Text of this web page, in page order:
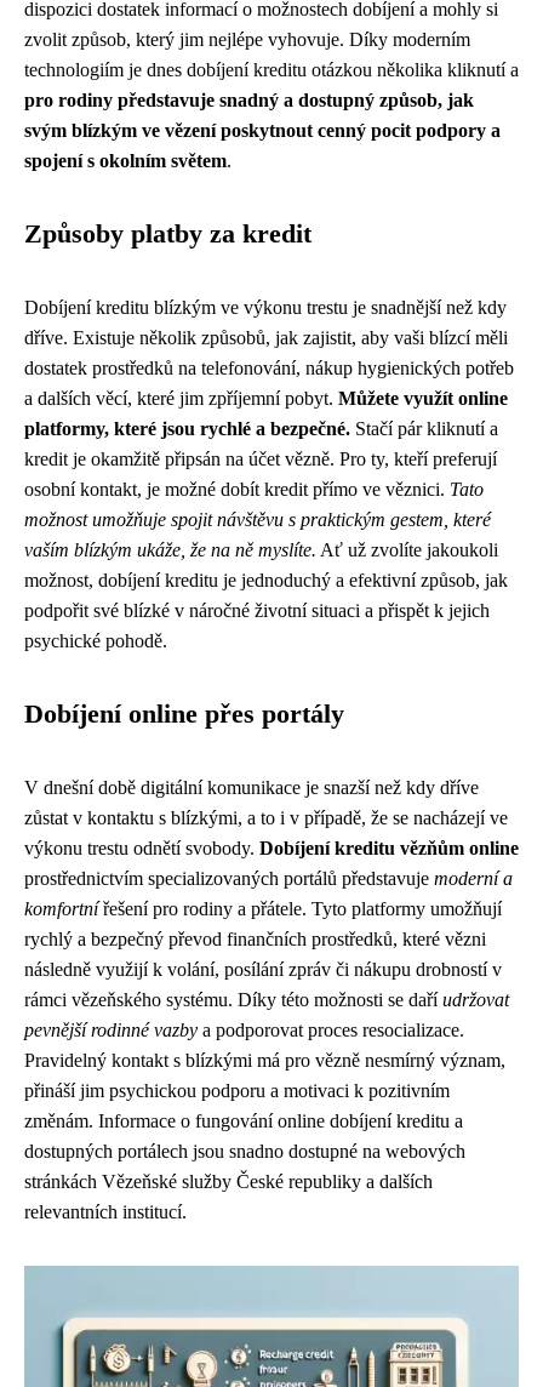
dispozici dostatek informací o možnostech dobíjení a mohly si
zvolit způsob, který jim nejlépe vyhovuje. Díky moderním
technologiím je dnes dobíjení kreditu otázkou několika kliknutí a
pro rodiny představuje snadný a dostupný způsob, jak
svým blízkým ve vězení poskytnout cenný pocit podpory a
spojení s okolním světem.
Způsoby platby za kredit
Dobíjení kreditu blízkým ve výkonu trestu je snadnější než kdy
dříve. Existuje několik způsobů, jak zajistit, aby vaši blízcí měli
dostatek prostředků na telefonování, nákup hygienických potřeb
a dalších věcí, které jim zpříjemní pobyt. Můžete využít online
platformy, které jsou rychlé a bezpečné. Stačí pár kliknutí a
kredit je okamžitě připsán na účet vězně. Pro ty, kteří preferují
osobní kontakt, je možné dobít kredit přímo ve věznici. Tato
možnost umožňuje spojit návštěvu s praktickým gestem, které
vaším blízkým ukáže, že na ně myslíte. Ať už zvolíte jakoukoli
možnost, dobíjení kreditu je jednoduchý a efektivní způsob, jak
podpořit své blízké v náročné životní situaci a přispět k jejich
psychické pohodě.
Dobíjení online přes portály
V dnešní době digitální komunikace je snazší než kdy dříve
zůstat v kontaktu s blízkými, a to i v případě, že se nacházejí ve
výkonu trestu odnětí svobody. Dobíjení kreditu vězňům online
prostřednictvím specializovaných portálů představuje moderní a
komfortnířešení pro rodiny a přátele. Tyto platformy umožňují
rychlý a bezpečný převod finančních prostředků, které vězni
následně využijí k volání, posílání zpráv či nákupu drobností v
rámci vězeňského systému. Díky této možnosti se daříudržovat
pevnější rodinné vazby a podporovat proces resocializace.
Pravidelný kontakt s blízkými má pro vězně nesmírný význam,
přináší jim psychickou podporu a motivaci k pozitivním
změnám. Informace o fungování online dobíjení kreditu a
dostupných portálech jsou snadno dostupné na webových
stránkách Vězeňské služby České republiky a dalších
relevantních institucí.